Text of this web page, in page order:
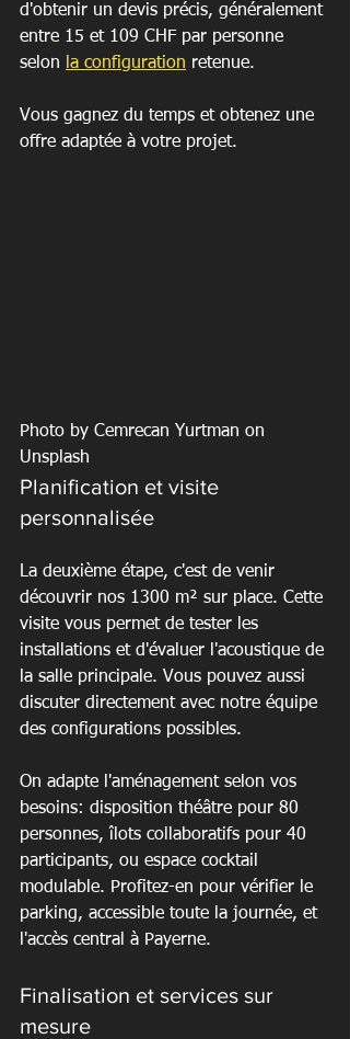
d'obtenir un devis précis, généralement
entre 15 et 109 CHF par personne
selon
la configuration retenue.
Vous gagnez du temps et obtenez une
offre adaptée à votre projet.
Photo by Cemrecan Yurtman on
Unsplash
Planification et visite
personnalisée
La deuxième étape, c'est de venir
découvrir nos 1300 m² sur place. Cette
visite vous permet de tester les
installations et d'évaluer l'acoustique de
la salle principale. Vous pouvez aussi
discuter directement avec notre équipe
des configurations possibles.
On adapte l'aménagement selon vos
besoins: disposition théâtre pour 80
personnes, îlots collaboratifs pour 40
participants, ou espace cocktail
modulable. Profitez-en pour vérifier le
parking, accessible toute la journée, et
l'accès central à Payerne.
Finalisation et services sur
mesure